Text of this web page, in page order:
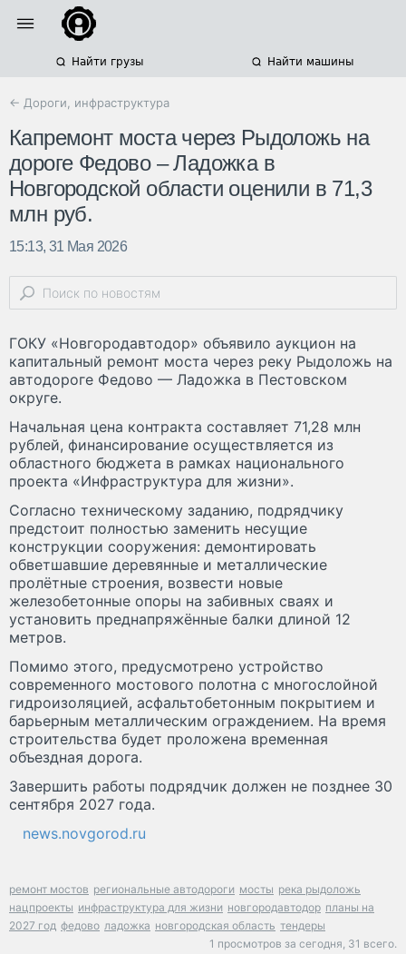
Найти грузы Найти машины
← Дороги, инфраструктура
Капремонт моста через Рыдоложь на
дороге Федово – Ладожка в
Новгородской области оценили в 71,3
млн руб.
15:13, 31 Мая 2026
ГОКУ «Новгородавтодор» объявило аукцион на
капитальный ремонт моста через реку Рыдоложь на
автодороге Федово — Ладожка в Пестовском
округе.
Начальная цена контракта составляет 71,28 млн
рублей, финансирование осуществляется из
областного бюджета в рамках национального
проекта «Инфраструктура для жизни».
Согласно техническому заданию, подрядчику
предстоит полностью заменить несущие
конструкции сооружения: демонтировать
обветшавшие деревянные и металлические
пролётные строения, возвести новые
железобетонные опоры на забивных сваях и
установить преднапряжённые балки длиной 12
метров.
Помимо этого, предусмотрено устройство
современного мостового полотна с многослойной
гидроизоляцией, асфальтобетонным покрытием и
барьерным металлическим ограждением. На время
строительства будет проложена временная
объездная дорога.
Завершить работы подрядчик должен не позднее 30
сентября 2027 года.
news.novgorod.ru
ремонт мостов региональные автодороги мосты река рыдоложь
нацпроекты инфраструктура для жизни новгородавтодор планы на
2027 год федово ладожка новгородская область тендеры
1 просмотров за сегодня, 31 всего.